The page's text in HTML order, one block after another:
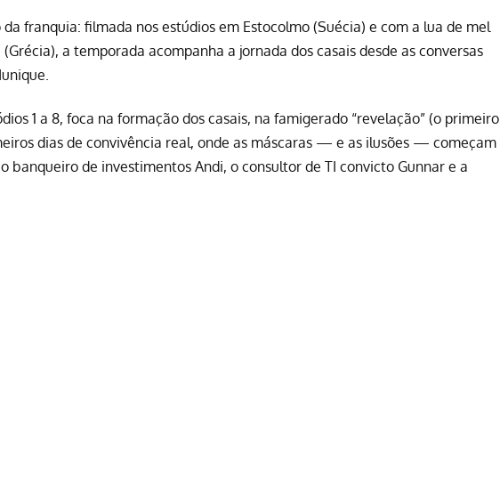
franquia: filmada nos estúdios em Estocolmo (Suécia) e com a lua de mel
a temporada acompanha a jornada dos casais desde as conversas
1 a 8, foca na formação dos casais, na famigerado “revelação” (o primeiro
dias de convivência real, onde as máscaras — e as ilusões — começam
banqueiro de investimentos Andi, o consultor de TI convicto Gunnar e a